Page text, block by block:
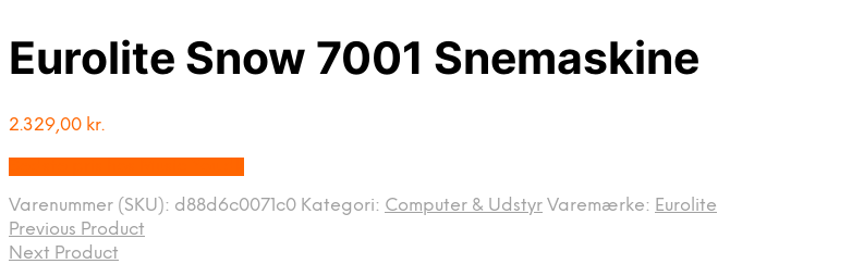
Eurolite Snow 7001 Snemaskine
2.329,00 kr.
Varenummer (SKU): d88d6c0071c0 Kategori: Computer & Udstyr Varemærke: Eurolite
Previous Product
Next Product